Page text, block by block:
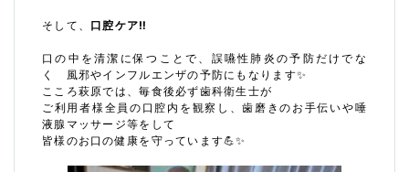
そして、 口腔ケア‼︎
口の中を清潔に保つことで、誤嚥性肺炎の予防だけでな
く 風邪やインフルエンザの予防にもなります✨
こころ萩原では、毎食後必ず歯科衛生士が
ご利用者様全員の口腔内を観察し、歯磨きのお手伝いや唾
液腺マッサージ等をして
皆様のお口の健康を守っています💪✨